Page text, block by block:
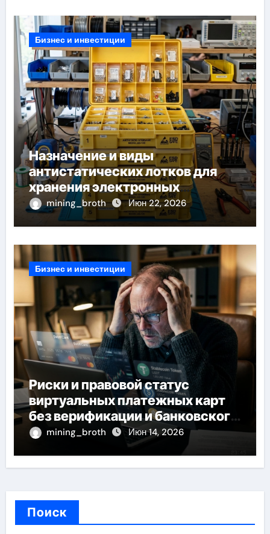
Бизнес и инвестиции
Назначение и виды
антистатических лотков для
хранения электронных
компонентов
mining_broth Июн 22, 2026
Бизнес и инвестиции
Риски и правовой статус
виртуальных платежных карт
без верификации и банковского
участия с пополнением
mining_broth Июн 14, 2026
Поиск